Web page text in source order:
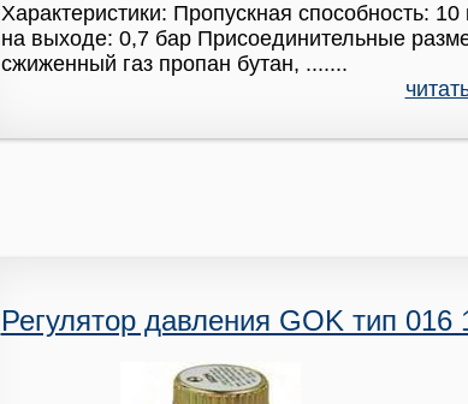
Характеристики: Пропускная способность:
на выходе: 0,7 бар Присоединительные
сжиженный газ пропан бутан, .......
Регулятор давления GOK тип